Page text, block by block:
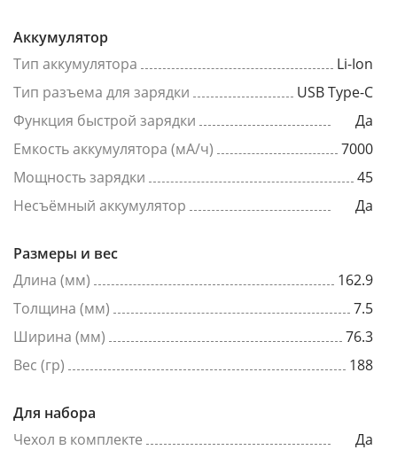
Аккумулятор
Тип аккумулятора
Li-Ion
Тип разъема для зарядки
USB Type-C
Функция быстрой зарядки
Да
Емкость аккумулятора (мА/ч)
7000
Мощность зарядки
45
Несъёмный аккумулятор
Да
Размеры и вес
Длина (мм)
162.9
Толщина (мм)
7.5
Ширина (мм)
76.3
Вес (гр)
188
Для набора
Чехол в комплекте
Да